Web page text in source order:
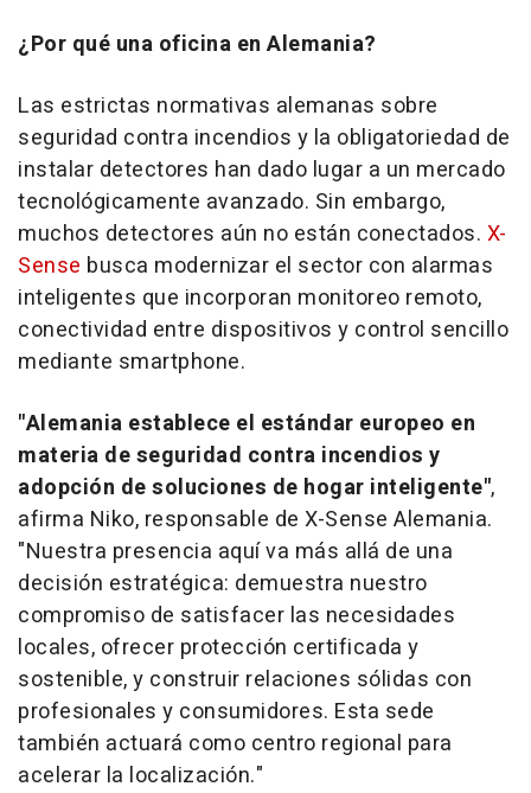
¿Por qué una oficina en Alemania?
Las estrictas normativas alemanas sobre
seguridad contra incendios y la obligatoriedad de
instalar detectores han dado lugar a un mercado
tecnológicamente avanzado. Sin embargo,
muchos detectores aún no están conectados. X-
Sense busca modernizar el sector con alarmas
inteligentes que incorporan monitoreo remoto,
conectividad entre dispositivos y control sencillo
mediante smartphone.
"Alemania establece el estándar europeo en
materia de seguridad contra incendios y
adopción de soluciones de hogar inteligente",
afirma Niko, responsable de X-Sense Alemania.
"Nuestra presencia aquí va más allá de una
decisión estratégica: demuestra nuestro
compromiso de satisfacer las necesidades
locales, ofrecer protección certificada y
sostenible, y construir relaciones sólidas con
profesionales y consumidores. Esta sede
también actuará como centro regional para
acelerar la localización."